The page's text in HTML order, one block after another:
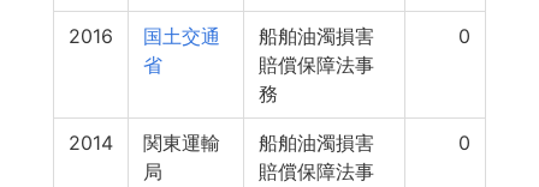
2016
国土交通
省
船舶油濁損害
賠償保障法事
務
0
2014
関東運輸
局
船舶油濁損害
賠償保障法事
0